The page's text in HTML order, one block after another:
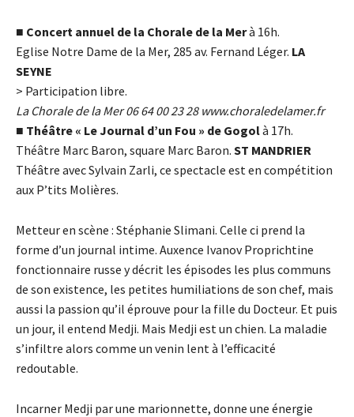
■ Concert annuel de la Chorale de la Merà 16h.
Eglise Notre Dame de la Mer, 285 av. Fernand Léger. LA
SEYNE
> Participation libre.
La Chorale de la Mer 06 64 00 23 28 www.choraledelamer.fr
■ Théâtre « Le Journal d’un Fou » de Gogolà 17h.
Théâtre Marc Baron, square Marc Baron. ST MANDRIER
Théâtre avec Sylvain Zarli, ce spectacle est en compétition
aux P’tits Molières.
Metteur en scène : Stéphanie Slimani. Celle ci prend la
forme d’un journal intime. Auxence Ivanov Proprichtine
fonctionnaire russe y décrit les épisodes les plus communs
de son existence, les petites humiliations de son chef, mais
aussi la passion qu’il éprouve pour la fille du Docteur. Et puis
un jour, il entend Medji. Mais Medji est un chien. La maladie
s’infiltre alors comme un venin lent à l’efficacité
redoutable.
Incarner Medji par une marionnette, donne une énergie